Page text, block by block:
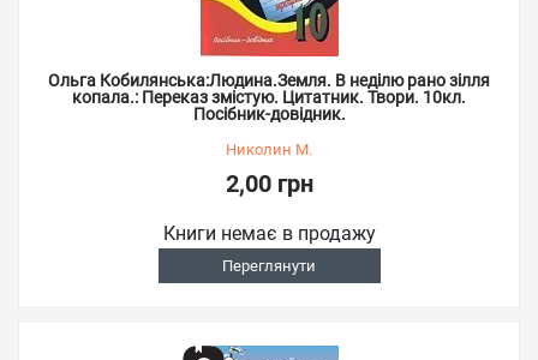
Ольга Кобилянська:Людина.Земля. В неділю рано зілля
копала.: Переказ змістую. Цитатник. Твори. 10кл.
Посібник-довідник.
Николин М.
2,00 грн
Книги немає в продажу
Переглянути